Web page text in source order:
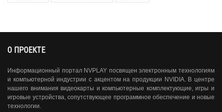
О ПРОЕКТЕ
Информационный портал NVPLAY посвящен электронным технологиям
и компьютерной индустрии с акцентом на продукции NVIDIA. В центре
нашего внимания видеокарты и компьютерные комплектующие, игры и
игровые устройства, сопутствующее программное обеспечение и новые
технологии.